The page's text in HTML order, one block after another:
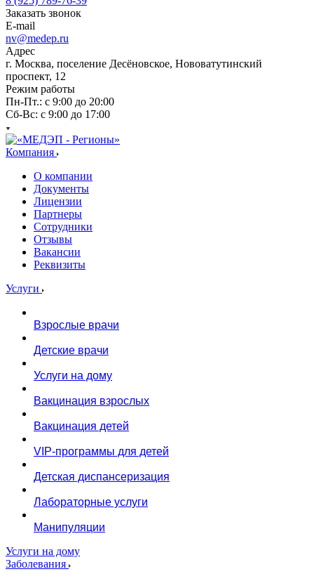
Заказать звонок
E-mail
nv@medep.ru
Адрес
г. Москва, поселение Десёновское, Нововатутинский
проспект, 12
Режим работы
Пн-Пт.: с 9:00 до 20:00
Cб-Вс: с 9:00 до 17:00
Компания
О компании
Документы
Лицензии
Партнеры
Сотрудники
Отзывы
Вакансии
Реквизиты
Услуги
Взрослые врачи
Детские врачи
Услуги на дому
Вакцинация взрослых
Вакцинация детей
VIP-программы для детей
Детская диспансеризация
Лабораторные услуги
Манипуляции
Услуги на дому
Заболевания